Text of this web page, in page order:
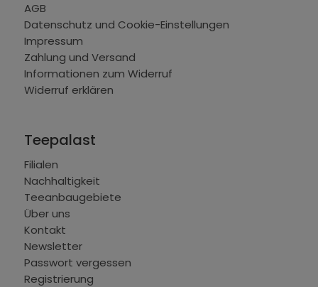
AGB
Datenschutz und Cookie-Einstellungen
Impressum
Zahlung und Versand
Informationen zum Widerruf
Widerruf erklären
Teepalast
Filialen
Nachhaltigkeit
Teeanbaugebiete
Über uns
Kontakt
Newsletter
Passwort vergessen
Registrierung